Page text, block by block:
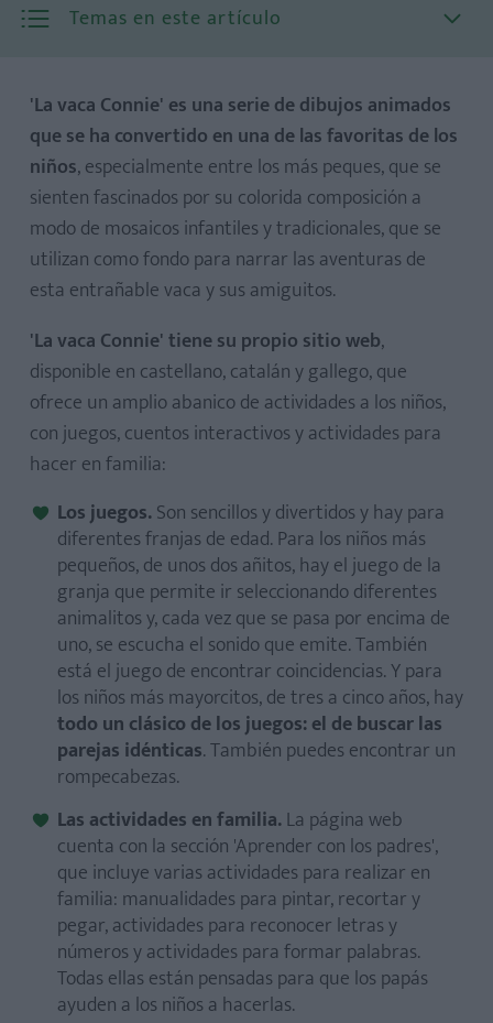
Temas en este artículo
La vaca Connie visita a la abuelita
La vaca Connie juega al escondite
'La vaca Connie' es una serie de dibujos animados
que se ha convertido en una de las favoritas de los
niños, especialmente entre los más peques, que se
sienten fascinados por su colorida composición a
modo de mosaicos infantiles y tradicionales, que se
utilizan como fondo para narrar las aventuras de
esta entrañable vaca y sus amiguitos.
'La vaca Connie' tiene su propio sitio web,
disponible en castellano, catalán y gallego, que
ofrece un amplio abanico de actividades a los niños,
con juegos, cuentos interactivos y actividades para
hacer en familia:
Los juegos.Son sencillos y divertidos y hay para
diferentes franjas de edad. Para los niños más
pequeños, de unos dos añitos, hay el juego de la
granja que permite ir seleccionando diferentes
animalitos y, cada vez que se pasa por encima de
uno, se escucha el sonido que emite. También
está el juego de encontrar coincidencias. Y para
los niños más mayorcitos, de tres a cinco años, hay
todo un clásico de los juegos: el de buscar las
parejas idénticas. También puedes encontrar un
rompecabezas.
Las actividades en familia.La página web
cuenta con la sección 'Aprender con los padres',
que incluye varias actividades para realizar en
familia: manualidades para pintar, recortar y
pegar, actividades para reconocer letras y
números y actividades para formar palabras.
Todas ellas están pensadas para que los papás
ayuden a los niños a hacerlas.